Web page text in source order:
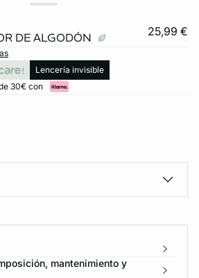
DE ALGODÓN 25,99 €
Lencería invisible
30€ con
mantenimiento y